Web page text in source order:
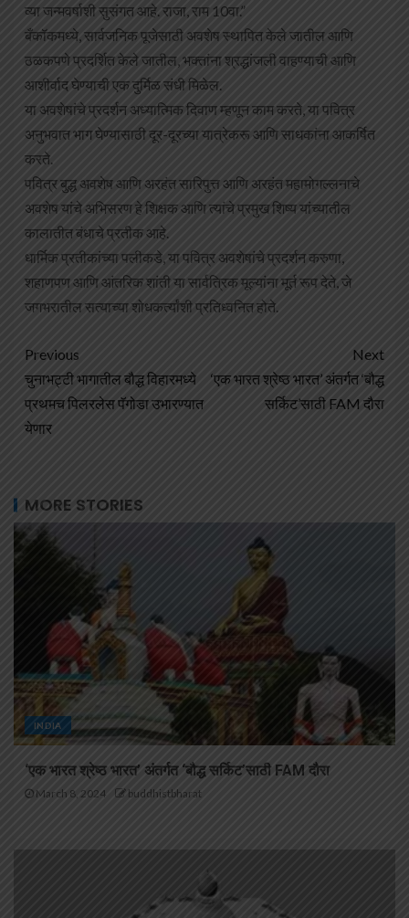
व्या जन्मवर्षाशी सुसंगत आहे. राजा, राम 10वा.”
बँकॉकमध्ये, सार्वजनिक पूजेसाठी अवशेष स्थापित केले जातील आणि
ठळकपणे प्रदर्शित केले जातील, भक्तांना श्रद्धांजली वाहण्याची आणि
आशीर्वाद घेण्याची एक दुर्मिळ संधी मिळेल.
या अवशेषांचे प्रदर्शन अध्यात्मिक दिवाण म्हणून काम करते, या पवित्र
अनुभवात भाग घेण्यासाठी दूर-दूरच्या यात्रेकरू आणि साधकांना आकर्षित
करते.
पवित्र बुद्ध अवशेष आणि अरहंत सारिपुत्त आणि अरहंत महामोगल्लनाचे
अवशेष यांचे अभिसरण हे शिक्षक आणि त्यांचे प्रमुख शिष्य यांच्यातील
कालातीत बंधाचे प्रतीक आहे.
धार्मिक प्रतीकांच्या पलीकडे, या पवित्र अवशेषांचे प्रदर्शन करुणा,
शहाणपण आणि आंतरिक शांती या सार्वत्रिक मूल्यांना मूर्त रूप देते, जे
जगभरातील सत्याच्या शोधकर्त्यांशी प्रतिध्वनित होते.
Previous
चुनाभट्टी भागातील बौद्ध विहारमध्ये
प्रथमच पिलरलेस पॅगोडा उभारण्यात
येणार
Next
‘एक भारत श्रेष्ठ भारत’ अंतर्गत ‘बौद्ध
सर्किट’साठी FAM दौरा
MORE STORIES
INDIA
‘एक भारत श्रेष्ठ भारत’ अंतर्गत ‘बौद्ध सर्किट’साठी FAM दौरा
March 8, 2024 buddhistbharat